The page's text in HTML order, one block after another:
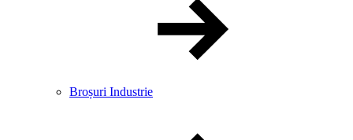
Broșuri Industrie